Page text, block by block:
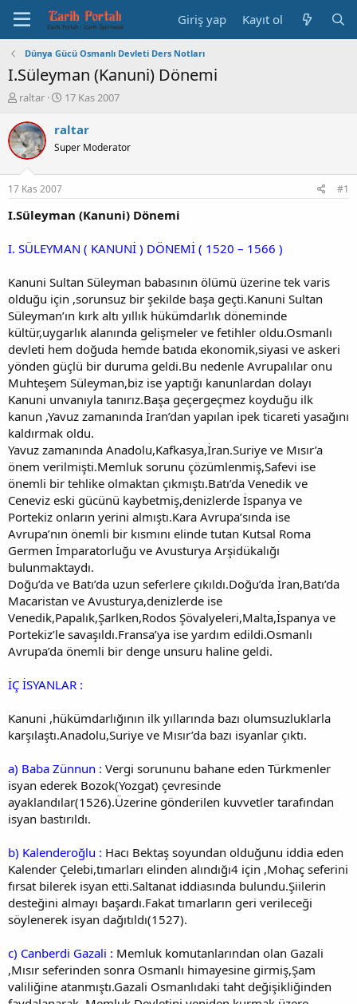
Giriş yap Kayıt ol
Dünya Gücü Osmanlı Devleti Ders Notları
I.Süleyman (Kanuni) Dönemi
K
n
b
u
u
b
a
a
a
n
raltar
B
ş
a
ç
r
h
i
17 Kas 2007
raltar
Super Moderator
17 Kas 2007 #1
I.Süleyman (Kanuni) Dönemi
I. SÜLEYMAN ( KANUNİ ) DÖNEMİ ( 1520 – 1566 )
Kanuni Sultan Süleyman babasının ölümü üzerine tek varis
olduğu için ,sorunsuz bir şekilde başa geçti.Kanuni Sultan
Süleyman’ın kırk altı yıllık hükümdarlık döneminde
kültür,uygarlık alanında gelişmeler ve fetihler oldu.Osmanlı
devleti hem doğuda hemde batıda ekonomik,siyasi ve askeri
yönden güçlü bir duruma geldi.Bu nedenle Avrupalılar onu
Muhteşem Süleyman,biz ise yaptığı kanunlardan dolayı
Kanuni unvanıyla tanırız.Başa geçergeçmez koyduğu ilk
kanun ,Yavuz zamanında İran’dan yapılan ipek ticareti yasağını
kaldırmak oldu.
Yavuz zamanında Anadolu,Kafkasya,İran.Suriye ve Mısır’a
önem verilmişti.Memluk sorunu çözümlenmiş,Safevi ise
önemli bir tehlike olmaktan çıkmıştı.Batı’da Venedik ve
Ceneviz eski gücünü kaybetmiş,denizlerde İspanya ve
Portekiz onların yerini almıştı.Kara Avrupa’sında ise
Avrupa’nın önemli bir kısmını elinde tutan Kutsal Roma
Germen İmparatorluğu ve Avusturya Arşidükalığı
bulunmaktaydı.
Doğu’da ve Batı’da uzun seferlere çıkıldı.Doğu’da İran,Batı’da
Macaristan ve Avusturya,denizlerde ise
Venedik,Papalık,Şarlken,Rodos Şövalyeleri,Malta,İspanya ve
Portekiz’le savaşıldı.Fransa’ya ise yardım edildi.Osmanlı
Avrupa’da önemli bir denge unsuru haline geldi.
İÇ İSYANLAR :
Kanuni ,hükümdarlığının ilk yıllarında bazı olumsuzluklarla
karşılaştı.Anadolu,Suriye ve Mısır’da bazı isyanlar çıktı.
a) Baba Zünnun : Vergi sorununu bahane eden Türkmenler
isyan ederek Bozok(Yozgat) çevresinde
ayaklandılar(1526).Üzerine gönderilen kuvvetler tarafından
isyan bastırıldı.
b) Kalenderoğlu : Hacı Bektaş soyundan olduğunu iddia eden
Kalender Çelebi,tımarları elinden alındığı4 için ,Mohaç seferini
fırsat bilerek isyan etti.Saltanat iddiasında bulundu.Şiilerin
desteğini almayı başardı.Fakat tımarların geri verileceği
söylenerek isyan dağıtıldı(1527).
c) Canberdi Gazali : Memluk komutanlarından olan Gazali
,Mısır seferinden sonra Osmanlı himayesine girmiş,Şam
valiliğine atanmıştı.Gazali Osmanlıdaki taht değişikliğinden